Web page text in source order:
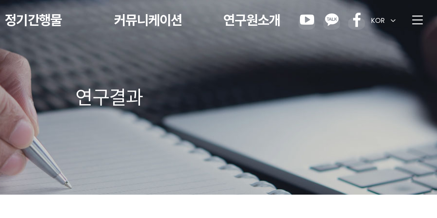
정기간행물 커뮤니케이션 연구원소개 KOR
연구결과